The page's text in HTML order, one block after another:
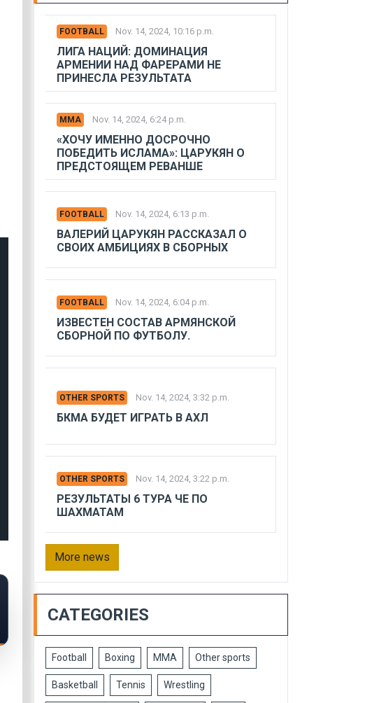
FOOTBALL Nov. 14, 2024, 10:16 p.m.
ЛИГА НАЦИЙ: ДОМИНАЦИЯ
АРМЕНИИ НАД ФАРЕРАМИ НЕ
ПРИНЕСЛА РЕЗУЛЬТАТА
MMA Nov. 14, 2024, 6:24 p.m.
«ХОЧУ ИМЕННО ДОСРОЧНО
ПОБЕДИТЬ ИСЛАМА»: ЦАРУКЯН О
ПРЕДСТОЯЩЕМ РЕВАНШЕ
FOOTBALL Nov. 14, 2024, 6:13 p.m.
ВАЛЕРИЙ ЦАРУКЯН РАССКАЗАЛ О
СВОИХ АМБИЦИЯХ В СБОРНЫХ
FOOTBALL Nov. 14, 2024, 6:04 p.m.
ИЗВЕСТЕН СОСТАВ АРМЯНСКОЙ
СБОРНОЙ ПО ФУТБОЛУ.
OTHER SPORTS Nov. 14, 2024, 3:32 p.m.
БКМА БУДЕТ ИГРАТЬ В АХЛ
OTHER SPORTS Nov. 14, 2024, 3:22 p.m.
РЕЗУЛЬТАТЫ 6 ТУРА ЧЕ ПО
ШАХМАТАМ
More news
CATEGORIES
Football Boxing MMA Other sports
Basketball Tennis Wrestling